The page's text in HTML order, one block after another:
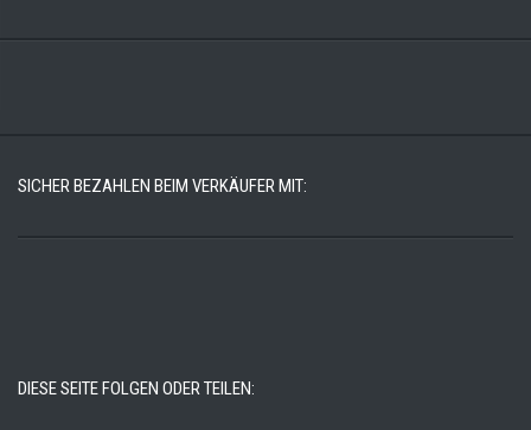
SICHER BEZAHLEN BEIM VERKÄUFER MIT:
DIESE SEITE FOLGEN ODER TEILEN: